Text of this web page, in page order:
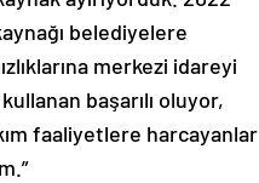
belediyelere
merkezi idareyi
başarılı oluyor,
faaliyetlere harcayanlar